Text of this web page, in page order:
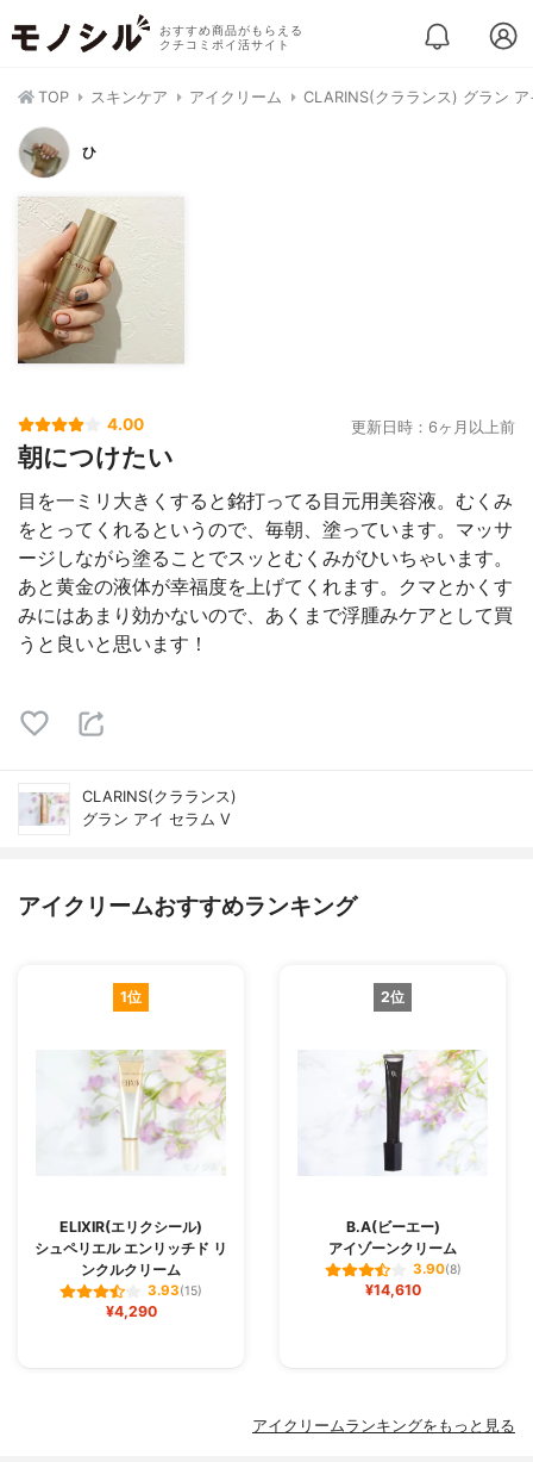
おすすめ商品がもらえる
クチコミポイ活サイト
TOP スキンケア アイクリーム CLARINS(クラランス) グラン
ひ
4.00 更新日時：6ヶ月以上前
朝につけたい
目を一ミリ大きくすると銘打ってる目元用美容液。むくみ
をとってくれるというので、毎朝、塗っています。マッサ
ージしながら塗ることでスッとむくみがひいちゃいます。
あと黄金の液体が幸福度を上げてくれます。クマとかくす
みにはあまり効かないので、あくまで浮腫みケアとして買
うと良いと思います！
CLARINS(クラランス)
グラン アイ セラム V
アイクリームおすすめランキング
1位
ELIXIR(エリクシール)
シュペリエル エンリッチド リ
ンクルクリーム
3.93(15)
¥4,290
2位
B.A(ビーエー)
アイゾーンクリーム
3.90(8)
¥14,610
アイクリームランキングをもっと見る